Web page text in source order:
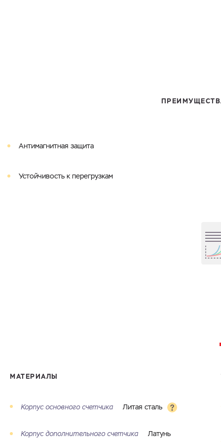
Антимагнитная защита
Устойчивость к перегрузкам
МАТЕРИАЛЫ
Корпус основного счетчика Литая сталь
Корпус дополнительного счетчика Латунь